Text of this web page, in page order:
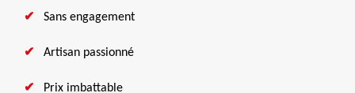
Sans engagement
Artisan passionné
Prix imbattable